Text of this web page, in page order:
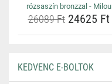
rózsaszín bronzzal - Milou
26089 Ft24625 Ft
KEDVENC E-BOLTOK